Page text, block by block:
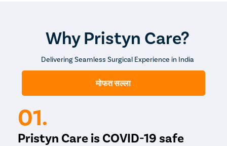
तुम्हाला ACL झीजचे निदान आणि उपचार याविषयी अतिरिक्त माहिती हवी
असल्यास किंवा तुम्हाला कुसगाव बुद्रुक मधील ACL टियर डॉक्टरांशी
बोलायचे असल्यास, कृपया आमच्याशी संपर्क साधा आमच्याशी कॉल करून
किंवा तुमचा अपॉईंटमेंट फॉर्म पुस्तकाचा वापर करून.
तुम्ही कुसगाव बुद्रुक आणि गुडगाव, नोएडा, फरिदाबाद आणि गाझियाबाद
यांसारख्या जवळपासच्या शहरांमध्ये आमच्या सर्वोत्तम गुडघा सर्जनला भेट
देऊ शकता.
Why Pristyn Care?
Delivering Seamless Surgical Experience in India
मोफत सल्ला
01.
Pristyn Care is COVID-19 safe